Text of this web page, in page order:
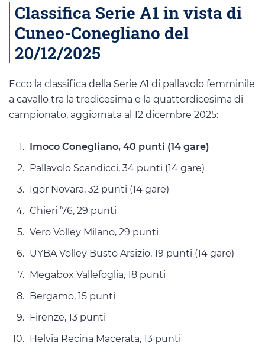
Classifica Serie A1 in vista di
Cuneo-Conegliano del
20/12/2025
Ecco la classifica della Serie A1 di pallavolo femminile
a cavallo tra la tredicesima e la quattordicesima di
campionato, aggiornata al 12 dicembre 2025:
Imoco Conegliano, 40 punti (14 gare)
Pallavolo Scandicci, 34 punti (14 gare)
Igor Novara, 32 punti (14 gare)
Chieri ’76, 29 punti
Vero Volley Milano, 29 punti
UYBA Volley Busto Arsizio, 19 punti (14 gare)
Megabox Vallefoglia, 18 punti
Bergamo, 15 punti
Firenze, 13 punti
Helvia Recina Macerata, 13 punti